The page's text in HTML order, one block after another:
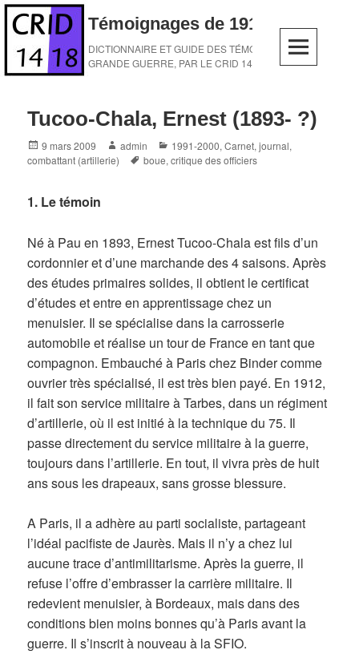
Skip
content
Témoignages de 1914-1918
DICTIONNAIRE ET GUIDE DES TÉMOINS DE LA
GRANDE GUERRE, PAR LE CRID 14-18
Tucoo-Chala, Ernest (1893- ?)
Posted
on
9 mars 2009 Author
admin Categories
1991-2000,Carnet, journal,
combattant (artillerie)
Tags
boue,critique des officiers
1. Le témoin
Né à Pau en 1893, Ernest Tucoo-Chala est fils d’un
cordonnier et d’une marchande des 4 saisons. Après
des études primaires solides, il obtient le certificat
d’études et entre en apprentissage chez un
menuisier. Il se spécialise dans la carrosserie
automobile et réalise un tour de France en tant que
compagnon. Embauché à Paris chez Binder comme
ouvrier très spécialisé, il est très bien payé. En 1912,
il fait son service militaire à Tarbes, dans un régiment
d’artillerie, où il est initié à la technique du 75. Il
passe directement du service militaire à la guerre,
toujours dans l’artillerie. En tout, il vivra près de huit
ans sous les drapeaux, sans grosse blessure.
A Paris, il a adhère au parti socialiste, partageant
l’idéal pacifiste de Jaurès. Mais il n’y a chez lui
aucune trace d’antimilitarisme. Après la guerre, il
refuse l’offre d’embrasser la carrière militaire. Il
redevient menuisier, à Bordeaux, mais dans des
conditions bien moins bonnes qu’à Paris avant la
guerre. Il s’inscrit à nouveau à la SFIO.